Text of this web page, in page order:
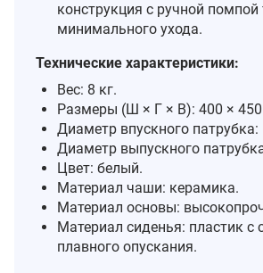
конструкция с ручной помпой
минимального ухода.
Технические характеристики:
Вес: 8 кг.
Размеры (Ш × Г × В): 400 ×
Диаметр впускного
Диаметр выпускного
Цвет: белый.
Материал чаши: керамика.
Материал основы:
Материал сиденья: пластик с
плавного опускания.